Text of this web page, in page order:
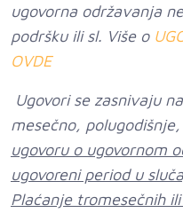
ugovorna održavanja
podršku ili sl. Više o
OVDE
Ugovori se zasnivaju
mesečno,
ugovoru o ugovornom
ugovoreni period u
Plaćanje tromesečnih